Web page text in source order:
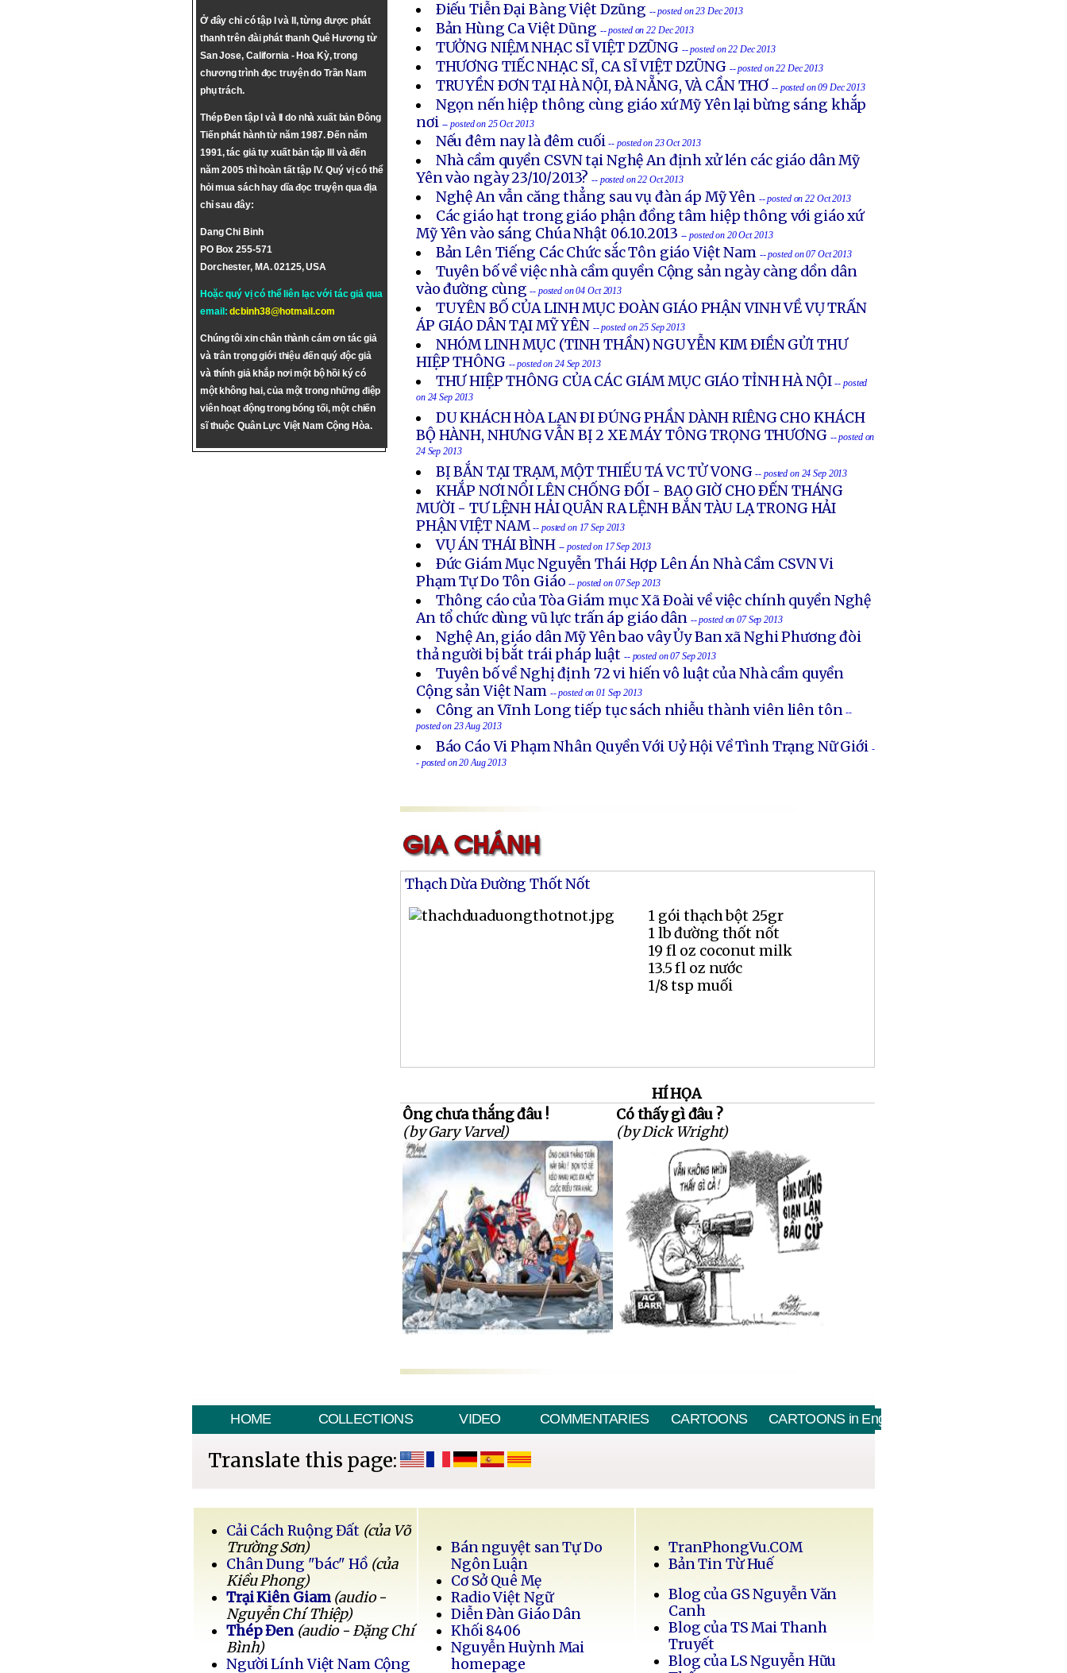
Ở đây chỉ có tập I và II, từng được phát
thanh trên đài phát thanh Quê Hương từ
San Jose, California - Hoa Kỳ, trong
chương trình đọc truyện do Trần Nam
phụ trách.
Thép Đen tập I và II do nhà xuất bản Đông
Tiến phát hành từ năm 1987. Đến năm
1991, tác giả tự xuất bản tập III và đến
năm 2005 thì hoàn tất tập IV. Quý vị có thể
hỏi mua sách hay dĩa đọc truyện qua địa
chỉ sau đây:
Dang Chi Binh
PO Box 255-571
Dorchester, MA. 02125, USA
Hoặc quý vị có thể liên lạc với tác giả qua
email:dcbinh38@hotmail.com
Chúng tôi xin chân thành cám ơn tác giả
và trân trọng giới thiệu đến quý độc giả
và thính giả khắp nơi một bộ hồi ký có
một không hai, của một trong những điệp
viên hoạt động trong bóng tối, một chiến
sĩ thuộc Quân Lực Việt Nam Cộng Hòa.
Ðiếu Tiễn Ðại Bàng Việt Dzũng -- posted on 23 Dec 2013
Bản Hùng Ca Việt Dũng -- posted on 22 Dec 2013
TƯỞNG NIỆM NHẠC SĨ VIỆT DZŨNG -- posted on 22 Dec 2013
THƯƠNG TIẾC NHẠC SĨ, CA SĨ VIỆT DZŨNG -- posted on 22 Dec 2013
TRUYỀN ÐƠN TẠI HÀ NỘI, ÐÀ NẴNG, VÀ CẦN THƠ -- posted on 09 Dec 2013
Ngọn nến hiệp thông cùng giáo xứ Mỹ Yên lại bừng sáng khắp
nơi -- posted on 25 Oct 2013
Nếu đêm nay là đêm cuối -- posted on 23 Oct 2013
Nhà cầm quyền CSVN tại Nghệ An định xử lén các giáo dân Mỹ
Yên vào ngày 23/10/2013?-- posted on 22 Oct 2013
Nghệ An vẫn căng thẳng sau vụ đàn áp Mỹ Yên -- posted on 22 Oct 2013
Các giáo hạt trong giáo phận đồng tâm hiệp thông với giáo xứ
Mỹ Yên vào sáng Chúa Nhật 06.10.2013 -- posted on 20 Oct 2013
Bản Lên Tiếng Các Chức sắc Tôn giáo Việt Nam -- posted on 07 Oct 2013
Tuyên bố về việc nhà cầm quyền Cộng sản ngày càng dồn dân
vào đường cùng -- posted on 04 Oct 2013
TUYÊN BỐ CỦA LINH MỤC ĐOÀN GIÁO PHẬN VINH VỀ VỤ TRẤN
ÁP GIÁO DÂN TẠI MỸ YÊN -- posted on 25 Sep 2013
NHÓM LINH MỤC (TINH THẦN) NGUYỄN KIM ĐIỀN GỬI THƯ
HIỆP THÔNG -- posted on 24 Sep 2013
THƯ HIỆP THÔNG CỦA CÁC GIÁM MỤC GIÁO TỈNH HÀ NỘI -- posted
on 24 Sep 2013
DU KHÁCH HÒA LAN ÐI ÐÚNG PHẦN DÀNH RIÊNG CHO KHÁCH
BỘ HÀNH, NHƯNG VẪN BỊ 2 XE MÁY TÔNG TRỌNG THƯƠNG -- posted on
24 Sep 2013
BỊ BẮN TẠI TRẠM, MỘT THIẾU TÁ VC TỬ VONG -- posted on 24 Sep 2013
KHẮP NƠI NỔI LÊN CHỐNG ÐỐI - BAO GIỜ CHO ÐẾN THÁNG
MƯỜI - TƯ LỆNH HẢI QUÂN RA LỆNH BẮN TÀU LẠ TRONG HẢI
PHẬN VIỆT NAM-- posted on 17 Sep 2013
VỤ ÁN THÁI BÌNH -- posted on 17 Sep 2013
Ðức Giám Mục Nguyễn Thái Hợp Lên Án Nhà Cầm CSVN Vi
Phạm Tự Do Tôn Giáo -- posted on 07 Sep 2013
Thông cáo của Tòa Giám mục Xã Ðoài về việc chính quyền Nghệ
An tổ chức dùng vũ lực trấn áp giáo dân -- posted on 07 Sep 2013
Nghệ An, giáo dân Mỹ Yên bao vây Ủy Ban xã Nghi Phương đòi
thả người bị bắt trái pháp luật -- posted on 07 Sep 2013
Tuyên bố về Nghị định 72 vi hiến vô luật của Nhà cầm quyền
Cộng sản Việt Nam -- posted on 01 Sep 2013
Công an Vĩnh Long tiếp tục sách nhiễu thành viên liên tôn --
posted on 23 Aug 2013
Báo Cáo Vi Phạm Nhân Quyền Với Uỷ Hội Về Tình Trạng Nữ Giới -
- posted on 20 Aug 2013
Thạch Dừa Đường Thốt Nốt
1 gói thạch bột 25gr
1 lb đường thốt nốt
19 fl oz coconut milk
13.5 fl oz nước
1/8 tsp muối
HÍ HỌA
Ông chưa thắng đâu !
(by Gary Varvel)
Có thấy gì đâu ?
(by Dick Wright)
HOME COLLECTIONS VIDEO COMMENTARIES CARTOONS CARTOONS in English
Translate this page:
Cải Cách Ruộng Đất (của Võ
Trường Sơn)
Chân Dung "bác" Hồ (của
Kiều Phong)
Trại Kiên Giam (audio -
Nguyễn Chí Thiệp)
Thép Đen (audio - Đặng Chí
Bình)
Người Lính Việt Nam Cộng
Bán nguyệt san Tự Do
Ngôn Luận
Cơ Sở Quê Mẹ
Radio Việt Ngữ
Diễn Đàn Giáo Dân
Khối 8406
Nguyễn Huỳnh Mai
homepage
TranPhongVu.COM
Bản Tin Từ Huế
Blog của GS Nguyễn Văn
Canh
Blog của TS Mai Thanh
Truyết
Blog của LS Nguyễn Hữu